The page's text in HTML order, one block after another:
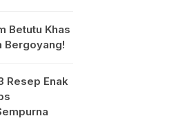
Betutu Khas
Bergoyang!
Resep Enak